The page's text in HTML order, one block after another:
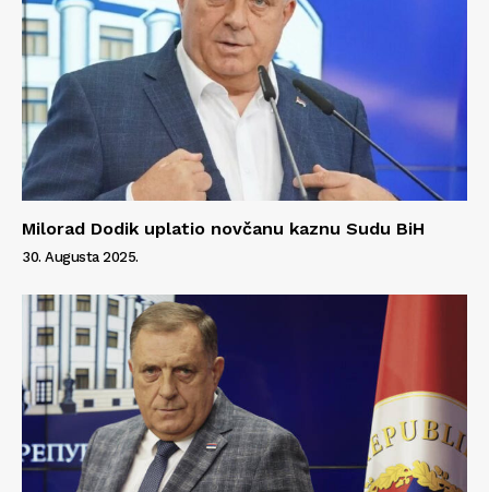
Milorad Dodik uplatio novčanu kaznu Sudu BiH
30. Augusta 2025.